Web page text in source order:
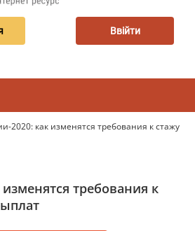
Ввійти
2020: как изменятся требования к стажу
требования к